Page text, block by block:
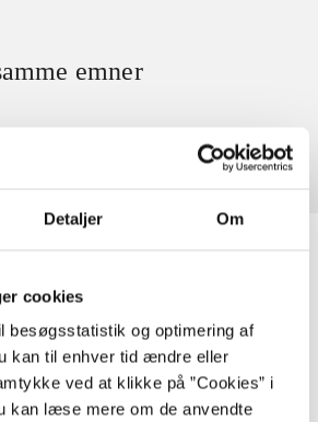
Detaljer Om
cookies
besøgsstatistik og optimering af
kan til enhver tid ændre eller
ved at klikke på ”Cookies” i
kan læse mere om de anvendte
emner
fordelt på udgivelser